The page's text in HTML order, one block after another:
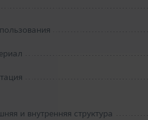
и внутренняя структура